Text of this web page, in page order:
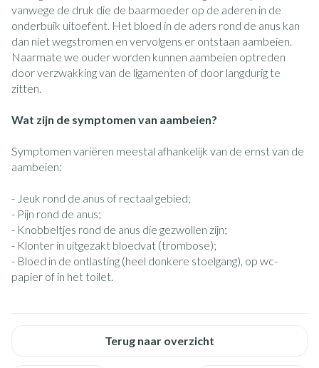
vanwege de druk die de baarmoeder op de aderen in de
onderbuik uitoefent. Het bloed in de aders rond de anus kan
dan niet wegstromen en vervolgens er ontstaan aambeien.
Naarmate we ouder worden kunnen aambeien optreden
door verzwakking van de ligamenten of door langdurig te
zitten.
Wat zijn de symptomen van aambeien?
Symptomen variëren meestal afhankelijk van de ernst van de
aambeien:
- Jeuk rond de anus of rectaal gebied;
- Pijn rond de anus;
- Knobbeltjes rond de anus die gezwollen zijn;
- Klonter in uitgezakt bloedvat (trombose);
- Bloed in de ontlasting (heel donkere stoelgang), op wc-
papier of in het toilet.
Terug naar overzicht